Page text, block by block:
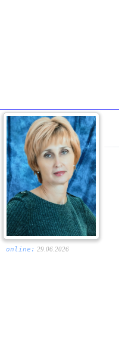
online: 29.06.2026